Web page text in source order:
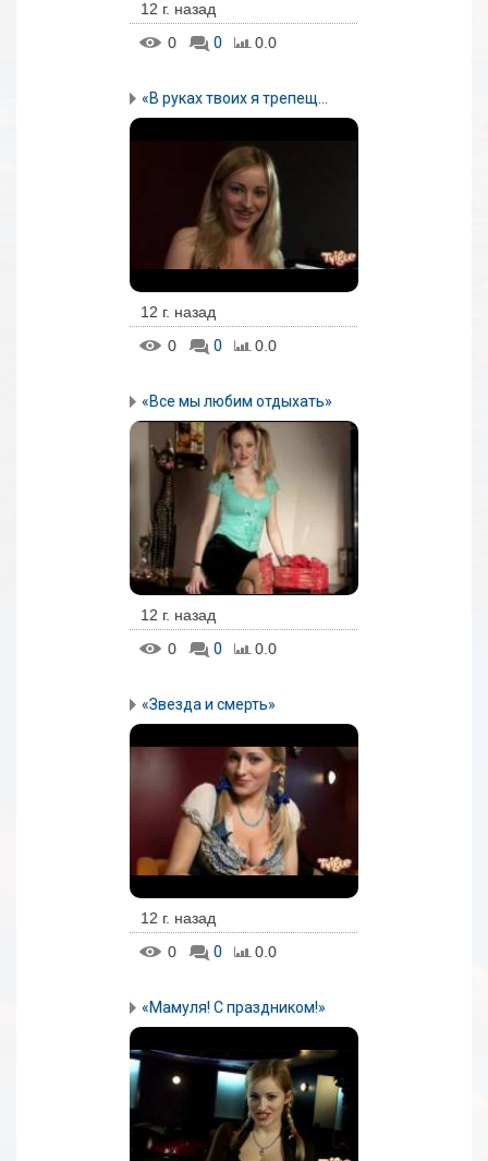
12 г. назад
0
0 0.0
«В руках твоих я трепещ...
12 г. назад
0
0 0.0
«Все мы любим отдыхать»
12 г. назад
0
0 0.0
«Звезда и смерть»
12 г. назад
0
0 0.0
«Мамуля! С праздником!»